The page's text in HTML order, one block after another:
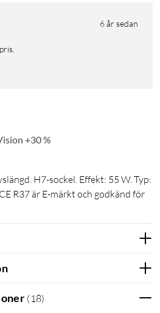
6 år sedan
+30 %
H7-sockel. Effekt: 55 W. Typ:
R37 är E-märkt och godkänd för
( 18)